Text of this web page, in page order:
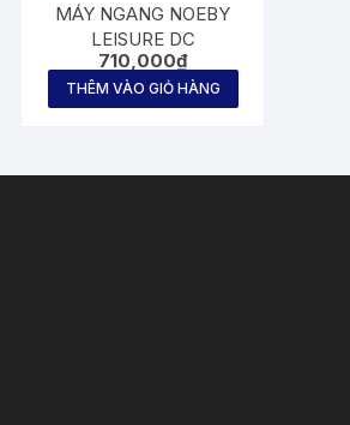
MÁY NGANG NOEBY
LEISURE DC
710,000₫
THÊM VÀO GIỎ HÀNG